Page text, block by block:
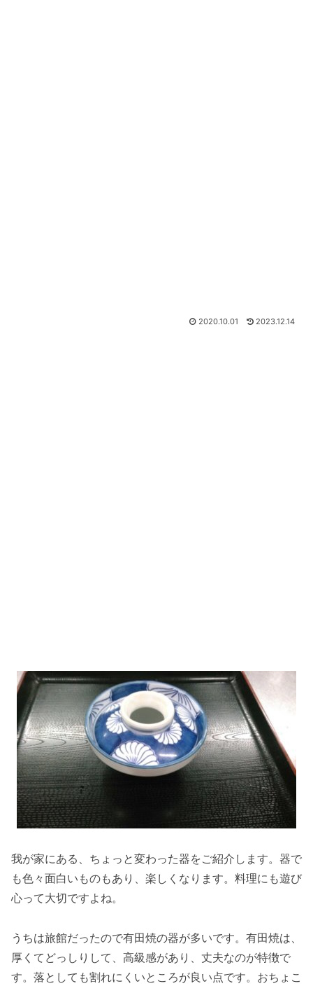
2020.10.01 2023.12.14
我が家にある、ちょっと変わった器をご紹介します。器で
も色々面白いものもあり、楽しくなります。料理にも遊び
心って大切ですよね。
うちは旅館だったので有田焼の器が多いです。有田焼は、
厚くてどっしりして、高級感があり、丈夫なのが特徴で
す。落としても割れにくいところが良い点です。おちょこ